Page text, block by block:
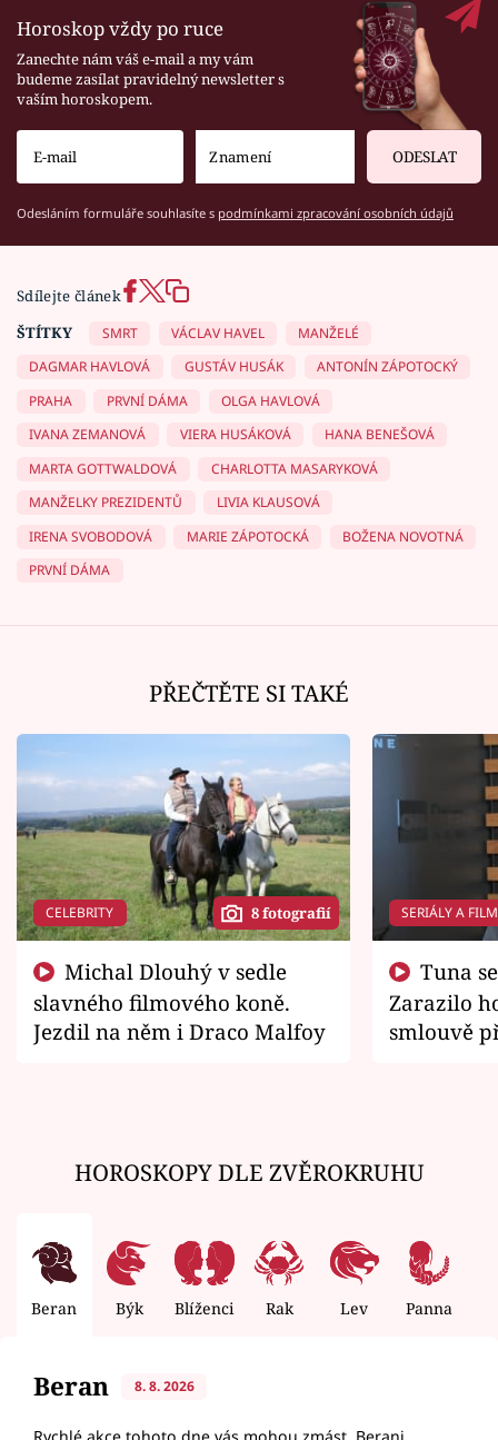
Horoskop vždy po ruce
Zanechte nám váš e-mail a my vám
budeme zasílat pravidelný newsletter s
vaším horoskopem.
ODESLAT
Odesláním formuláře souhlasíte s podmínkami zpracování osobních údajů
Sdílejte článek
ŠTÍTKY
SMRT VÁCLAV HAVEL
MANŽELÉ
DAGMAR HAVLOVÁ
GUSTÁV HUSÁK
ANTONÍN ZÁPOTOCKÝ
PRAHA
PRVNÍ DÁMA
OLGA HAVLOVÁ
IVANA ZEMANOVÁ
VIERA HUSÁKOVÁ
HANA BENEŠOVÁ
MARTA GOTTWALDOVÁ
CHARLOTTA MASARYKOVÁ
MANŽELKY PREZIDENTŮ
LIVIA KLAUSOVÁ
IRENA SVOBODOVÁ
MARIE ZÁPOTOCKÁ
BOŽENA NOVOTNÁ
PRVNÍ DÁMA
PŘEČTĚTE SI TAKÉ
CELEBRITY 8 fotografií
slavného filmového koně.
Jezdil na něm i Draco Malfoy
SERIÁLY A
Zarazilo
smlouvě
HOROSKOPY DLE ZVĚROKRUHU
Beran Býk Blíženci Rak Lev Panna
Beran 8. 8. 2026